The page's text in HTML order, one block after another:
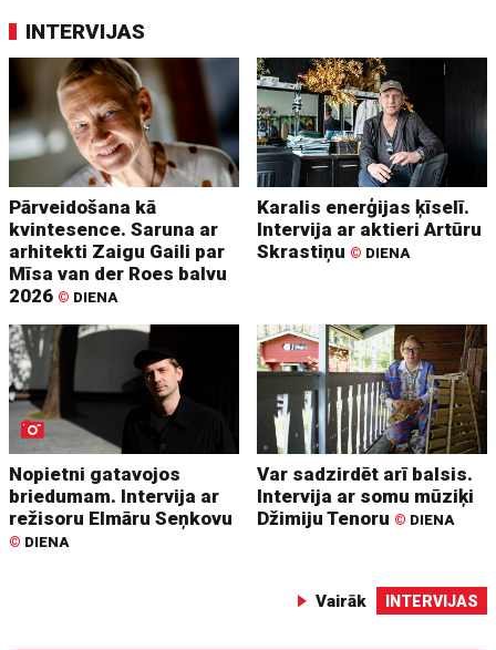
INTERVIJAS
Pārveidošana kā
kvintesence. Saruna ar
arhitekti Zaigu Gaili par
Mīsa van der Roes balvu
2026 © DIENA
Karalis enerģijas ķīselī.
Intervija ar aktieri Artūru
Skrastiņu © DIENA
Nopietni gatavojos
briedumam. Intervija ar
režisoru Elmāru Seņkovu
© DIENA
Var sadzirdēt arī balsis.
Intervija ar somu mūziķi
Džimiju Tenoru © DIENA
Vairāk INTERVIJAS